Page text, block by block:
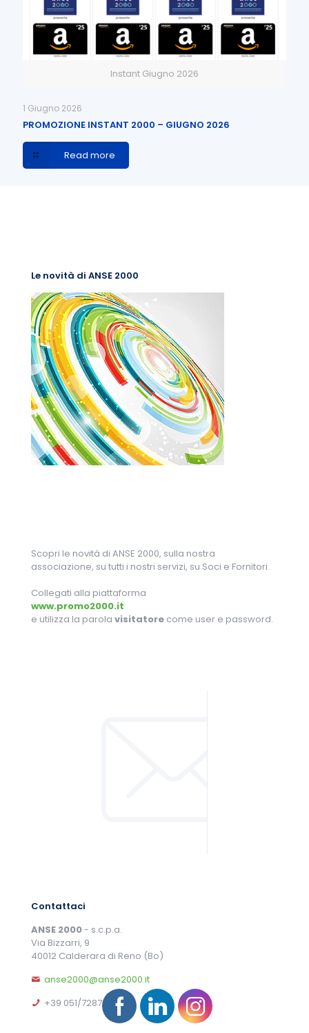
Instant Giugno 2026
1 Giugno 2026
PROMOZIONE INSTANT 2000 – GIUGNO 2026
Read more
Le novità di ANSE 2000
Scopri le novità di ANSE 2000, sulla nostra
associazione, su tutti i nostri servizi, su Soci e Fornitori.
Collegati alla piattaforma
www.promo2000.it
e utilizza la parola visitatore come user e password.
Contattaci
ANSE 2000- s.c.p.a.
Via Bizzarri, 9
40012 Calderara di Reno (Bo)
anse2000@anse2000.it
+39 051/728702